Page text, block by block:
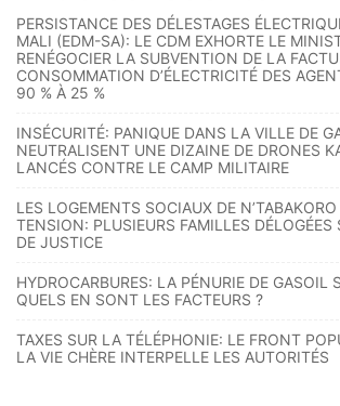
PERSISTANCE DES DÉLESTAGES
MALI (EDM-SA): LE CDM EXHORTE LE
RENÉGOCIER LA SUBVENTION DE LA
CONSOMMATION D’ÉLECTRICITÉ DES
90 % À 25 %
INSÉCURITÉ: PANIQUE DANS LA VILLE DE
NEUTRALISENT UNE DIZAINE DE DRONES
LANCÉS CONTRE LE CAMP MILITAIRE
LES LOGEMENTS SOCIAUX DE
TENSION: PLUSIEURS FAMILLES DÉLOGÉES
DE JUSTICE
HYDROCARBURES: LA PÉNURIE DE GASOIL
QUELS EN SONT LES FACTEURS ?
TAXES SUR LA TÉLÉPHONIE: LE FRONT
LA VIE CHÈRE INTERPELLE LES AUTORITÉS